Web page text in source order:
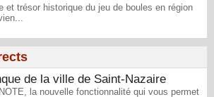
et trésor historique du jeu de boules en région
de la ville de Saint-Nazaire
la nouvelle fonctionnalité qui vous permet